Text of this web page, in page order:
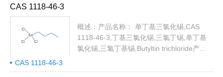
基锡英文名称:Butyltin trichloride英文同义
词:trichlorobutyltin;Butyltintrichloridemincolo...
CAS 1118-46-3
概述：产品名称： 单丁基三氯化锡,CAS
1118-46-3,丁基三氯化锡,三氯丁锡,单丁基
氯化锡,三氯丁基锡,Butyltin trichloride产品
同义词:丁基三氯化锡(烷);三氯丁锡;单丁基
CAS 1118-46-3